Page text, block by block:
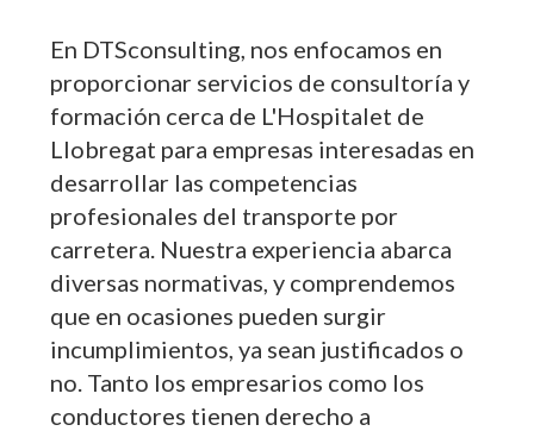
En DTSconsulting, nos enfocamos en
proporcionar servicios de consultoría y
formación cerca de L'Hospitalet de
Llobregat para empresas interesadas en
desarrollar las competencias
profesionales del transporte por
carretera. Nuestra experiencia abarca
diversas normativas, y comprendemos
que en ocasiones pueden surgir
incumplimientos, ya sean justificados o
no. Tanto los empresarios como los
conductores tienen derecho a